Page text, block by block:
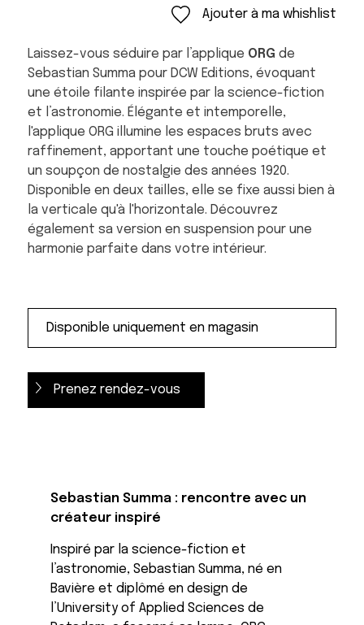
Ajouter à ma whishlist
Laissez-vous séduire par l’applique ORG de
Sebastian Summa pour DCW Editions, évoquant
une étoile filante inspirée par la science-fiction
et l’astronomie. Élégante et intemporelle,
l'applique ORG illumine les espaces bruts avec
raffinement, apportant une touche poétique et
un soupçon de nostalgie des années 1920.
Disponible en deux tailles, elle se fixe aussi bien à
la verticale qu'à l'horizontale. Découvrez
également sa version en suspension pour une
harmonie parfaite dans votre intérieur.
Prenez rendez-vous
Sebastian Summa : rencontre avec un
créateur inspiré
Inspiré par la science-fiction et
l’astronomie, Sebastian Summa, né en
Bavière et diplômé en design de
l’University of Applied Sciences de